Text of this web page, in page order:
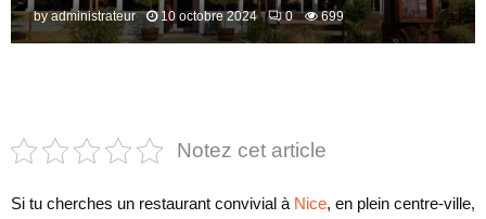
byadministrateur 10 octobre 2024 0 699
Notez cet article
Si tu cherches un restaurant convivial à Nice, en plein centre-ville,